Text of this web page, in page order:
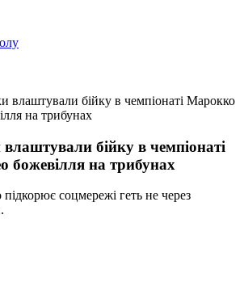
влаштували бійку в чемпіонаті Марокко
на трибунах
бійку в чемпіонаті
божевілля на трибунах
соцмережі геть не через